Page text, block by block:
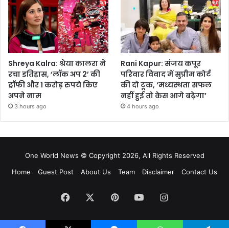
Shreya Kalra: श्रेया कालरा ने
रचा इतिहास, ‘लॉक अप 2’ की
ट्रॉफी और 1 करोड़ रुपये किए
अपने नाम
3 hours ago
Rani Kapur: संजय कपूर
परिवार विवाद में सुप्रीम कोर्ट
की दो टूक, ‘मध्यस्थता सफल
नहीं हुई तो केस आगे बढ़ेगा’
4 hours ago
One World News © Copyright 2026, All Rights Reserved
Home
Guest Post About Us Team Disclaimer Contact Us
Facebook PinterestYouTubeInstagram